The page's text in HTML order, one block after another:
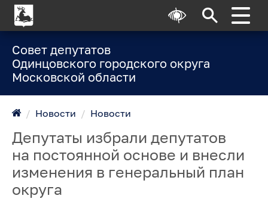
Совет депутатов
Одинцовского городского округа
Московской области
/ Новости / Новости
Депутаты избрали депутатов
на постоянной основе и внесли
изменения в генеральный план
округа